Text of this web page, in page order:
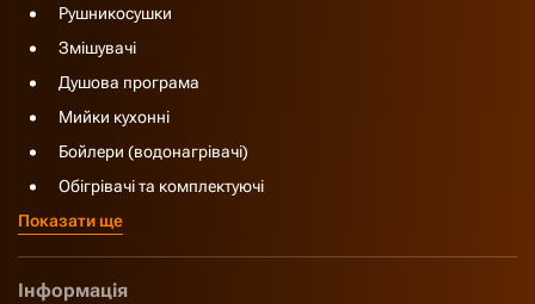
Рушникосушки
Змішувачі
Душова програма
Мийки кухонні
Бойлери (водонагрівачі)
Обігрівачі та комплектуючі
Показати ще
Інформація